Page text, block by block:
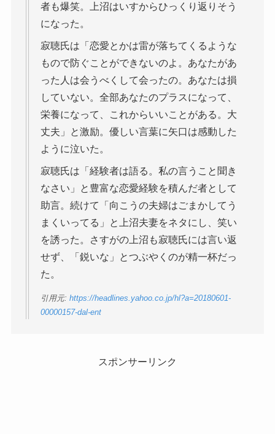
者も爆笑。上沼はいすからひっくり返りそう
になった。
寂聴氏は「恋愛とかは雷が落ちてくるような
もので防ぐことができないのよ。あなたがあ
った人は会うべくして会ったの。あなたは損
していない。全部あなたのプラスになって、
栄養になって、これからいいことがある。大
丈夫」と激励。優しい言葉に矢口は感動した
ように泣いた。
寂聴氏は「経験者は語る。私の言うこと聞き
なさい」と豊富な恋愛経験を積んだ者として
助言。続けて「向こうの夫婦はごまかしてう
まくいってる」と上沼夫妻をネタにし、笑い
を誘った。さすがの上沼も寂聴氏には言い返
せず、「鋭いな」とつぶやくのが精一杯だっ
た。
引用元: https://headlines.yahoo.co.jp/hl?a=20180601-
00000157-dal-ent
スポンサーリンク